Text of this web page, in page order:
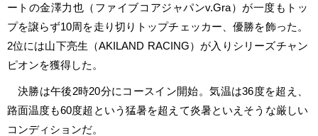
ートの金澤力也（ファイブコアジャパンv.Gra）が一度もトッ
プを譲らず10周を走り切りトップチェッカー、優勝を飾った。
2位には山下亮生（AKILAND RACING）が入りシリーズチャン
ピオンを獲得した。
決勝は午後2時20分にコースイン開始。気温は36度を超え、
路面温度も60度超という猛暑を超えて炎暑といえそうな厳しい
コンディションだ。